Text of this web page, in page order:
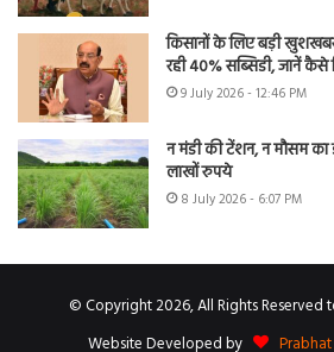
किसानों के लिए बड़ी
रही 40% सब्सिडी, जानें कैसे
9 July 2026 - 12:46 PM
न मंडी की टेंशन, न मौसम
लाखों रुपये
8 July 2026 - 6:07 PM
© Copyright 2026, All Rights Reserved
Website Developed by